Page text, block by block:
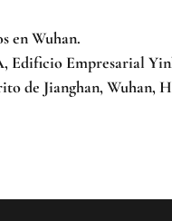
en Wuhan.
Edificio Empresarial
de Jianghan, Wuhan,